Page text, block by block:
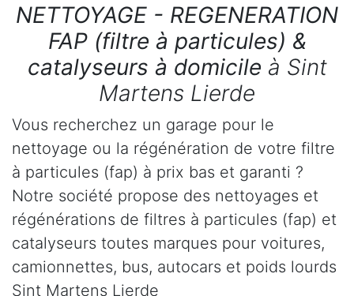
NETTOYAGE - REGENERATION
FAP (filtre à particules) &
catalyseurs à domicile à Sint
Martens Lierde
Vous recherchez un garage pour le
nettoyage ou la régénération de votre filtre
à particules (fap) à prix bas et garanti ?
Notre société propose des nettoyages et
régénérations de filtres à particules (fap) et
catalyseurs toutes marques pour voitures,
camionnettes, bus, autocars et poids lourds
Sint Martens Lierde